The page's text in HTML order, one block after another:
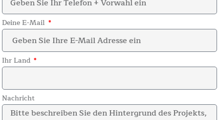
Deine E-Mail
Ihr Land
Nachricht